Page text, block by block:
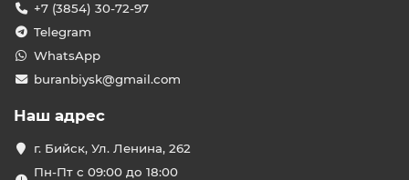
+7 (3854) 30-72-97
Telegram
WhatsApp
buranbiysk@gmail.com
Наш адрес
г. Бийск, Ул. Ленина, 262
Пн-Пт с 09:00 до 18:00